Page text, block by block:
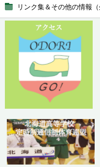
リンク集＆その他の情報（